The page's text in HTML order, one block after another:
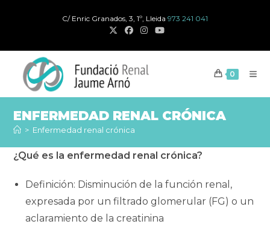
C/ Enric Granados, 3, 1º, Lleida 973 241 041
0
ENFERMEDAD RENAL CRÓNICA
> Enfermedad renal crónica
¿Qué es la enfermedad renal crónica?
Definición: Disminución de la función renal,
expresada por un filtrado glomerular (FG) o un
aclaramiento de la creatinina